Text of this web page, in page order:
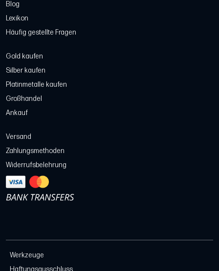
Blog
Lexikon
Häufig gestellte Fragen
Gold kaufen
Silber kaufen
Platinmetalle kaufen
Großhandel
Ankauf
Versand
Zahlungsmethoden
Widerrufsbelehrung
Werkzeuge
Haftungsausschluss